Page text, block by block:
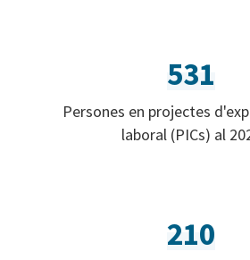
531
Persones en projectes
laboral (PICs) al
210